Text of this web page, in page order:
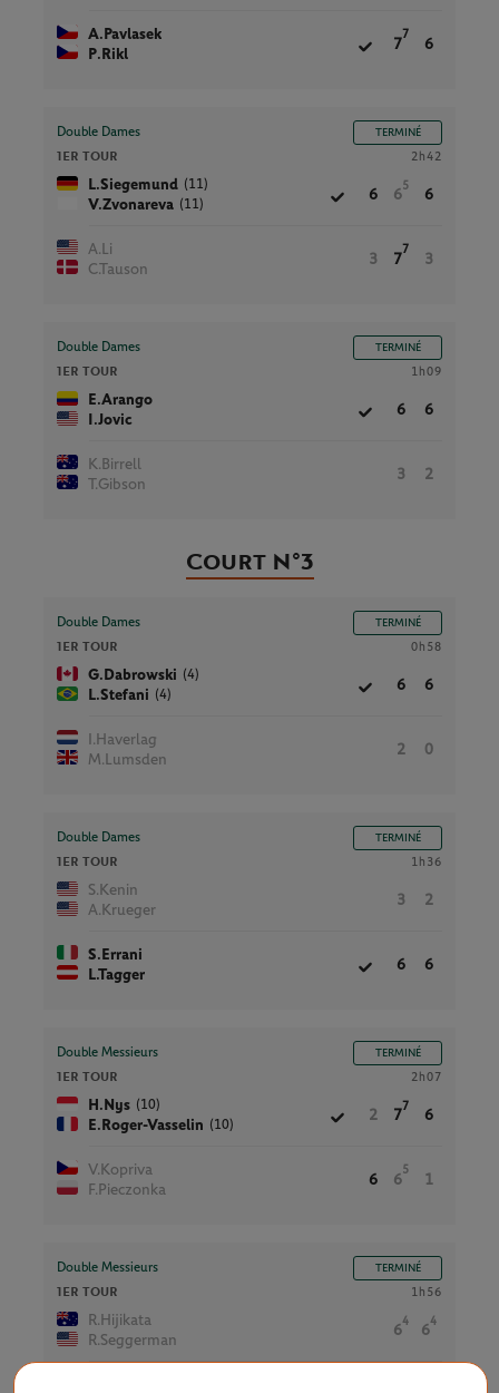
A.Pavlasek
P.Rikl
7
7
6
Double Dames TERMINÉ
1ER TOUR 2h42
L.Siegemund (11)
V.Zvonareva (11)
6 6
5
6
A.Li
C.Tauson
3 7
7
3
Double Dames TERMINÉ
1ER TOUR 1h09
E.Arango
I.Jovic
6 6
K.Birrell
T.Gibson
3 2
Court N°3
Double Dames TERMINÉ
1ER TOUR 0h58
G.Dabrowski (4)
L.Stefani (4)
6 6
I.Haverlag
M.Lumsden
2 0
Double Dames TERMINÉ
1ER TOUR 1h36
S.Kenin
A.Krueger
3 2
S.Errani
L.Tagger
6 6
Double Messieurs TERMINÉ
1ER TOUR 2h07
H.Nys (10)
E.Roger-Vasselin (10)
2 7
7
6
V.Kopriva
F.Pieczonka
6 6
5
1
Double Messieurs TERMINÉ
1ER TOUR 1h56
R.Hijikata
R.Seggerman
6
4
6
4